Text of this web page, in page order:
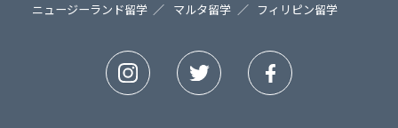
ニュージーランド留学
マルタ留学 フィリピン留学